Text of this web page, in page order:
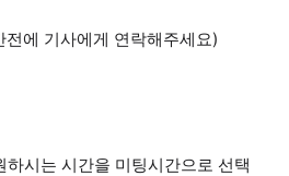
에 기사에게 연락해주세요)
시는 시간을 미팅시간으로 선택